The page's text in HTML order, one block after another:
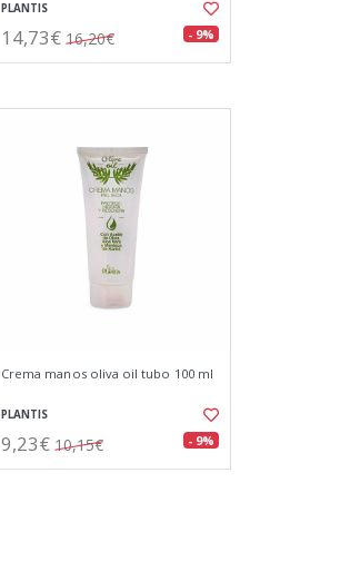
PLANTIS
14,73€ 16,20€ - 9%
Crema manos oliva oil tubo 100 ml
PLANTIS
9,23€ 10,15€ - 9%